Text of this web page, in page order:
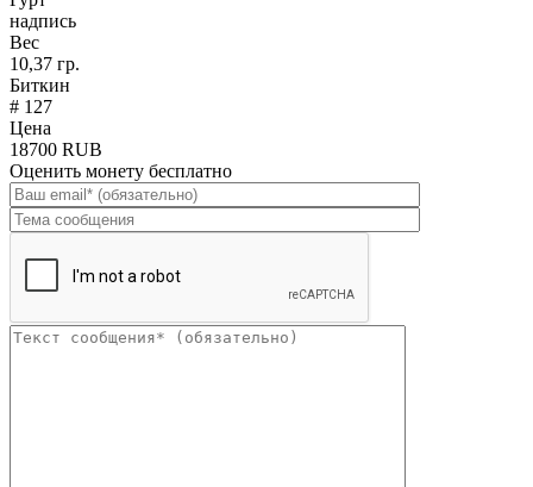
надпись
Вес
10,37 гр.
Биткин
# 127
Цена
18700 RUB
Оценить монету бесплатно